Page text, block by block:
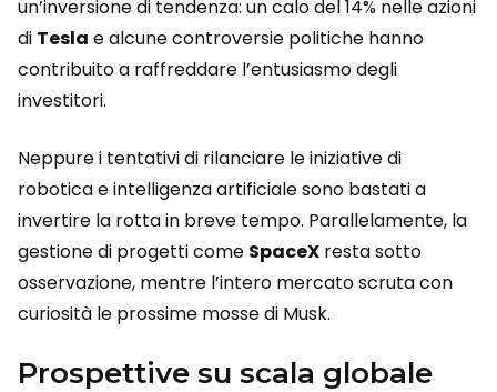
un’inversione di tendenza: un calo del 14% nelle azioni
di Tesla e alcune controversie politiche hanno
contribuito a raffreddare l’entusiasmo degli
investitori.
Neppure i tentativi di rilanciare le iniziative di
robotica e intelligenza artificiale sono bastati a
invertire la rotta in breve tempo. Parallelamente, la
gestione di progetti come SpaceX resta sotto
osservazione, mentre l’intero mercato scruta con
curiosità le prossime mosse di Musk.
Prospettive su scala globale